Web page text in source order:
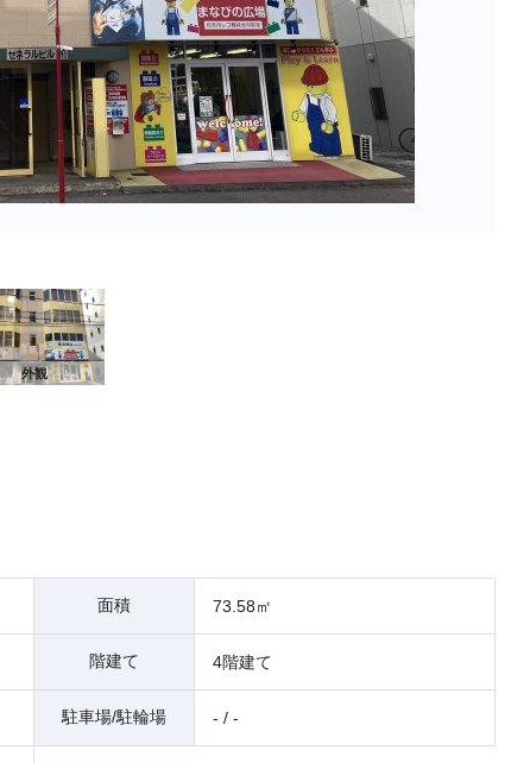
外観
面積 73.58㎡
階建て 4階建て
駐車場/駐輪場 - / -